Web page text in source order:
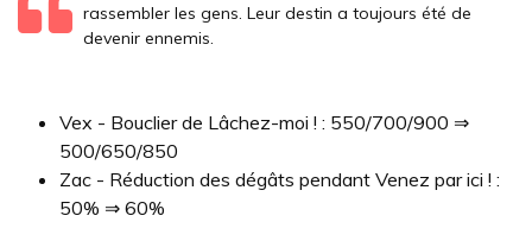
rassembler les gens. Leur destin a toujours été de
devenir ennemis.
Vex - Bouclier de Lâchez-moi ! : 550/700/900 ⇒
500/650/850
Zac - Réduction des dégâts pendant Venez par ici ! :
50% ⇒ 60%